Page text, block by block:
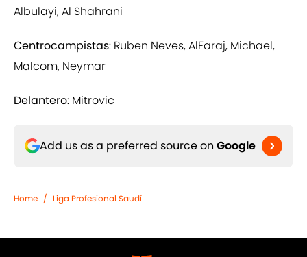
Albulayi, Al Shahrani
Centrocampistas: Ruben Neves, AlFaraj, Michael,
Malcom, Neymar
Delantero: Mitrovic
Add us as a preferred source on Google
Home / Liga Profesional Saudí